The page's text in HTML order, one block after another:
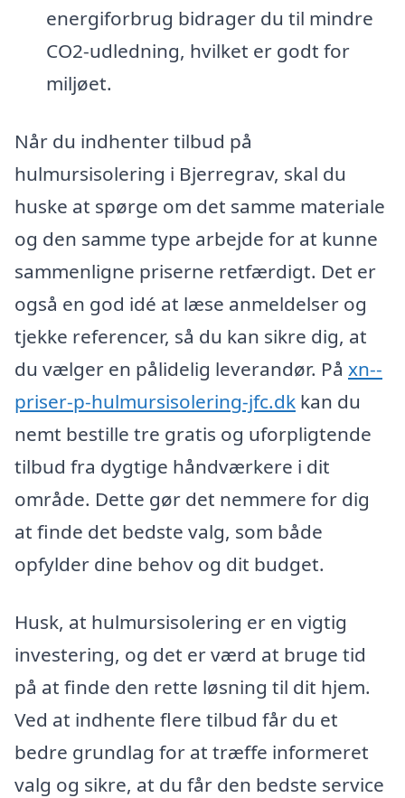
energiforbrug bidrager du til mindre
CO2-udledning, hvilket er godt for
miljøet.
Når du indhenter tilbud på
hulmursisolering i Bjerregrav, skal du
huske at spørge om det samme materiale
og den samme type arbejde for at kunne
sammenligne priserne retfærdigt. Det er
også en god idé at læse anmeldelser og
tjekke referencer, så du kan sikre dig, at
du vælger en pålidelig leverandør. På xn--
priser-p-hulmursisolering-jfc.dk kan du
nemt bestille tre gratis og uforpligtende
tilbud fra dygtige håndværkere i dit
område. Dette gør det nemmere for dig
at finde det bedste valg, som både
opfylder dine behov og dit budget.
Husk, at hulmursisolering er en vigtig
investering, og det er værd at bruge tid
på at finde den rette løsning til dit hjem.
Ved at indhente flere tilbud får du et
bedre grundlag for at træffe informeret
valg og sikre, at du får den bedste service